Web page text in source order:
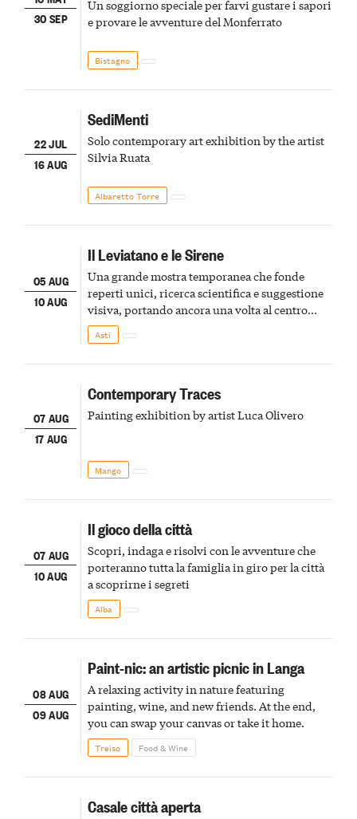
30 SEP
Un soggiorno speciale per farvi gustare i sapori
e provare le avventure del Monferrato
Bistagno
22 JUL
16 AUG
SediMenti
Solo contemporary art exhibition by the artist
Silvia Ruata
Albaretto Torre
05 AUG
10 AUG
Il Leviatano e le Sirene
Una grande mostra temporanea che fonde
reperti unici, ricerca scientifica e suggestione
visiva, portando ancora una volta al centro
della scena le meraviglie del passato astigiano
Asti
07 AUG
17 AUG
Contemporary Traces
Painting exhibition by artist Luca Olivero
Mango
07 AUG
10 AUG
Il gioco della città
Scopri, indaga e risolvi con le avventure che
porteranno tutta la famiglia in giro per la città
a scoprirne i segreti
Alba
08 AUG
09 AUG
Paint-nic: an artistic picnic in Langa
A relaxing activity in nature featuring
painting, wine, and new friends. At the end,
you can swap your canvas or take it home.
Treiso Food & Wine
Casale città aperta